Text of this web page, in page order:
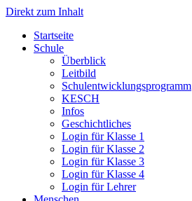
Direkt zum Inhalt
Start­sei­te
Schu­le
Über­blick
Leit­bild
Schul­ent­wick­lungs­pro­gramm
KESCH
Infos
Geschicht­li­ches
Log­in für Klas­se 1
Log­in für Klas­se 2
Log­in für Klas­se 3
Log­in für Klas­se 4
Log­in für Leh­rer